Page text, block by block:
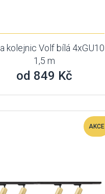
kolejnic Volf bílá 4xGU10
1,5 m
od 849 Kč
AKCE